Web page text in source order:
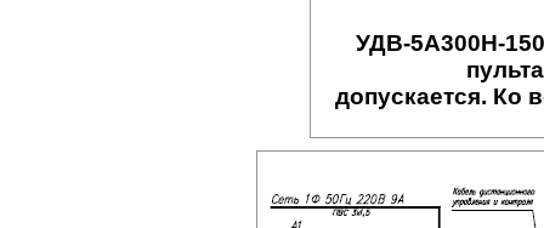
УДВ-5A300Н-
допускается. Ко